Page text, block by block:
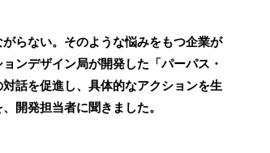
らない。そのような悩みをもつ企業が
ンデザイン局が開発した「パーパス・
話を促進し、具体的なアクションを生
開発担当者に聞きました。